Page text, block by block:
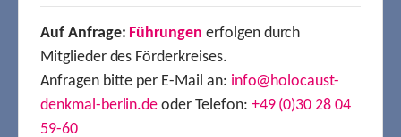
Auf Anfrage: Führungen erfolgen durch
Mitglieder des Förderkreises.
Anfragen bitte per E-Mail an: info@holocaust-
denkmal-berlin.de oder Telefon: +49 (0)30 28 04
59-60